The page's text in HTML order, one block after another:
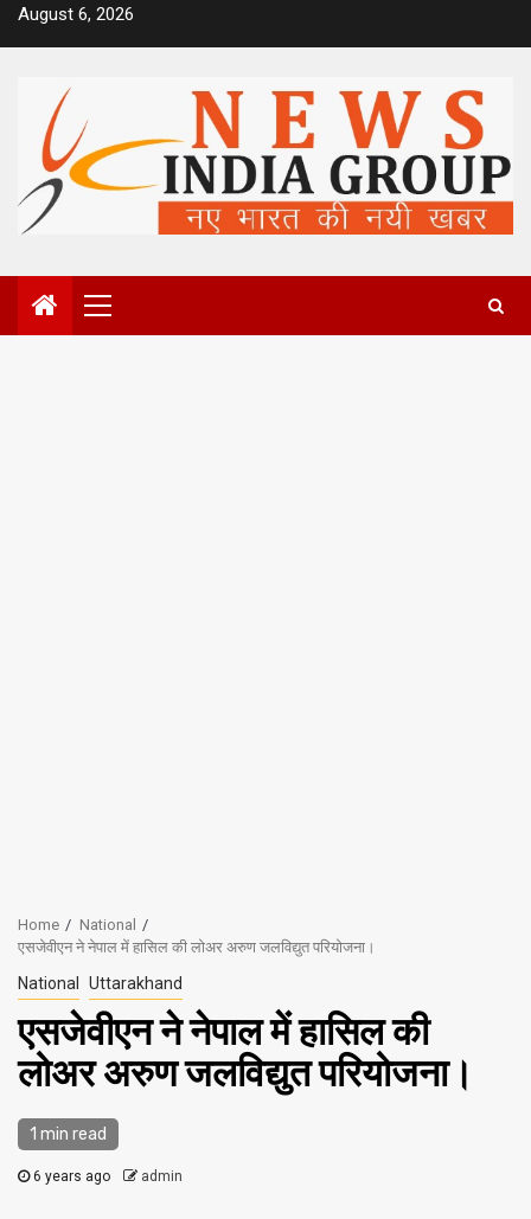
SkipAugust 6, 2026
Primary
Menu
Home
National
एसजेवीएन ने नेपाल में हासिल की लोअर अरुण जलविद्युत परियोजना।
National Uttarakhand
एसजेवीएन ने नेपाल में हासिल की
लोअर अरुण जलविद्युत परियोजना।
1 min read
6 years ago admin